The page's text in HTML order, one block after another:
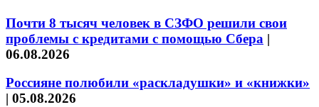
Почти 8 тысяч человек в СЗФО решили свои
проблемы с кредитами с помощью Сбера |
06.08.2026
Россияне полюбили «раскладушки» и «книжки»
| 05.08.2026